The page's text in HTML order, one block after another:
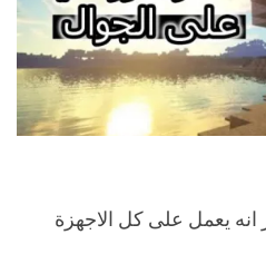
انه يعمل على كل الاجهزة